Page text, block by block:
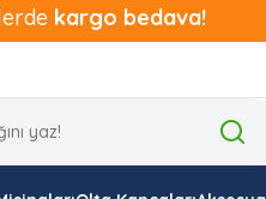
kargo bedava!